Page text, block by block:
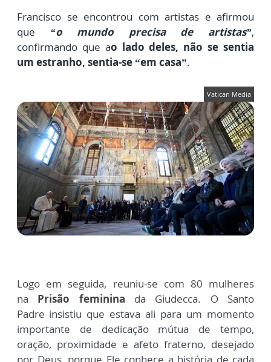
Francisco se encontrou com artistas e afirmou
que “o mundo precisa de artistas”,
confirmando que ao lado deles, não se sentia
um estranho, sentia-se “em casa”.
Vatican Media
Logo em seguida, reuniu-se com 80 mulheres
na Prisão feminina da Giudecca. O Santo
Padre insistiu que estava ali para um momento
importante de dedicação mútua de tempo,
oração, proximidade e afeto fraterno, desejado